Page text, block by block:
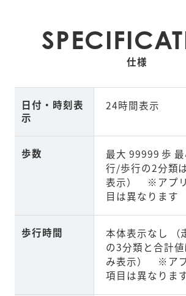
仕様
日付・時刻表
示
24時間表示
歩数
最大 99999 歩
行/歩行の2分類
表示） ※アプ
目は異なります
歩行時間
本体表示なし （
の3分類と合計
み表示） ※ア
項目は異なりま